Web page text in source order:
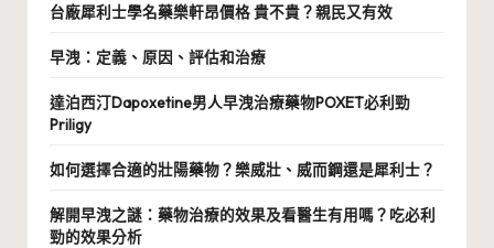
台廠犀利士學名藥樂軒昂價格 貴不貴？親民又有效
早洩：定義、原因、評估和治療
達泊西汀Dapoxetine男人早洩治療藥物POXET必利勁
Priligy
如何選擇合適的壯陽藥物？樂威壯、威而鋼還是犀利士？
解開早洩之謎：藥物治療的效果及看醫生有用嗎？吃必利
勁的效果分析